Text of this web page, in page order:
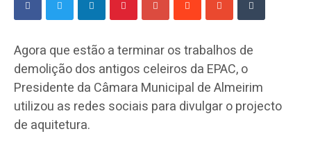
Agora que estão a terminar os trabalhos de
demolição dos antigos celeiros da EPAC, o
Presidente da Câmara Municipal de Almeirim
utilizou as redes sociais para divulgar o projecto
de aquitetura.